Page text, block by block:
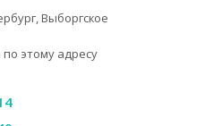
Выборгское
этому адресу